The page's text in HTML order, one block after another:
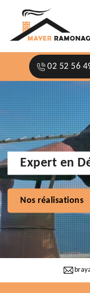
02 52 56
Expert en
Nos réalisations